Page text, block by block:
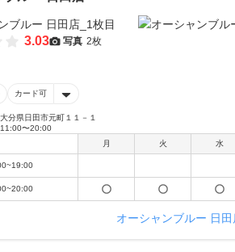
3.03 写真 2枚
カード可
大分県日田市元町１１－１
11:00〜20:00
月
火 水
オーシャンブルー 日